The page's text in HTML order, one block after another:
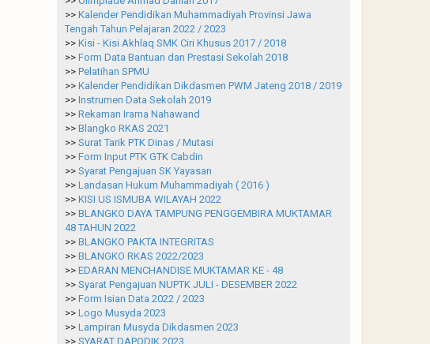
>> Kalender Pendidikan Muhammadiyah Provinsi Jawa
Tengah Tahun Pelajaran 2022 / 2023
>> Kisi - Kisi Akhlaq SMK Ciri Khusus 2017 / 2018
>> Form Data Bantuan dan Prestasi Sekolah 2018
>> Pelatihan SPMU
>> Kalender Pendidikan Dikdasmen PWM Jateng 2018 / 2019
>> Instrumen Data Sekolah 2019
>> Rekaman Irama Nahawand
>> Blangko RKAS 2021
>> Surat Tarik PTK Dinas / Mutasi
>> Form Input PTK GTK Cabdin
>> Syarat Pengajuan SK Yayasan
>> Landasan Hukum Muhammadiyah ( 2016 )
>> KISI US ISMUBA WILAYAH 2022
>> BLANGKO DAYA TAMPUNG PENGGEMBIRA MUKTAMAR
48 TAHUN 2022
>> BLANGKO PAKTA INTEGRITAS
>> BLANGKO RKAS 2022/2023
>> EDARAN MENCHANDISE MUKTAMAR KE - 48
>> Syarat Pengajuan NUPTK JULI - DESEMBER 2022
>> Form Isian Data 2022 / 2023
>> Logo Musyda 2023
>> Lampiran Musyda Dikdasmen 2023
>> SYARAT DAPODIK 2023